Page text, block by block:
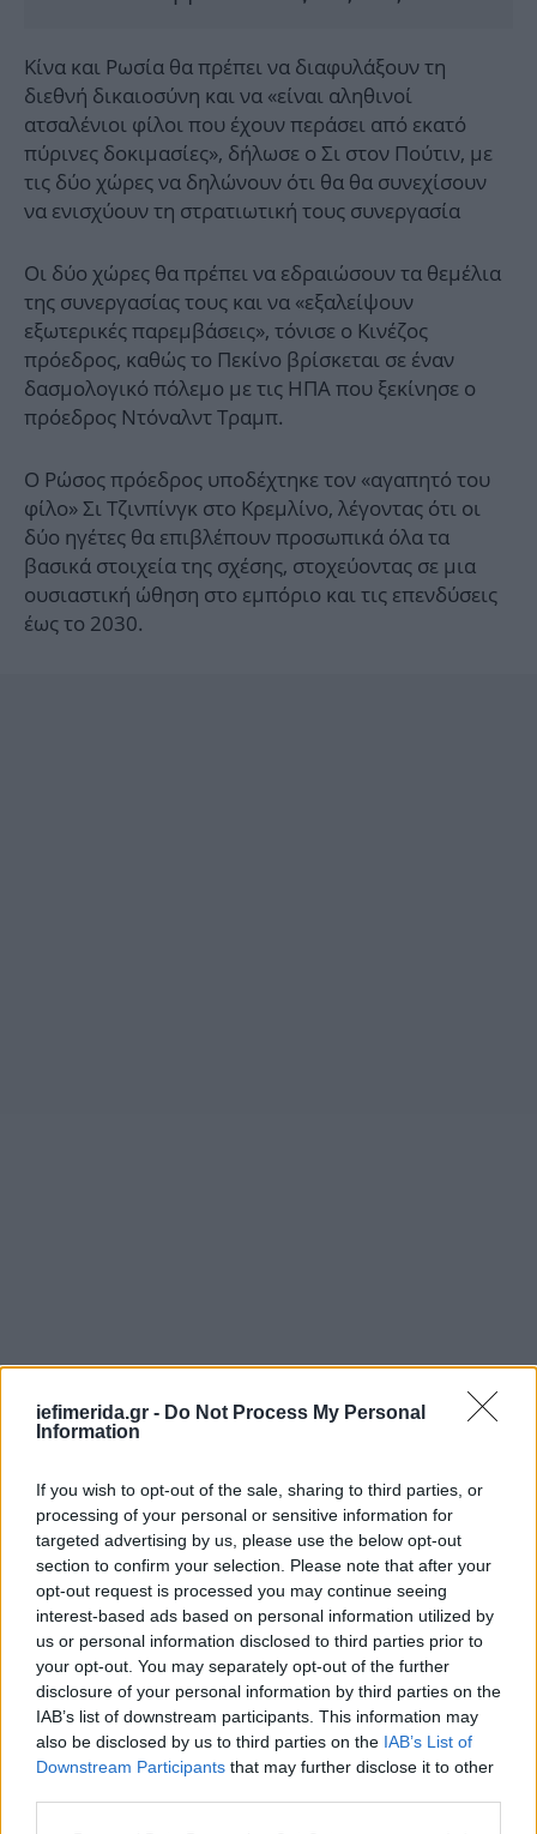
iefimerida.gr - Do Not Process My Personal
Information
If you wish to opt-out of the sale, sharing to third parties, or
processing of your personal or sensitive information for
targeted advertising by us, please use the below opt-out
section to confirm your selection. Please note that after your
opt-out request is processed you may continue seeing
interest-based ads based on personal information utilized by
us or personal information disclosed to third parties prior to
your opt-out. You may separately opt-out of the further
disclosure of your personal information by third parties on the
IAB’s list of downstream participants. This information may
also be disclosed by us to third parties on the IAB’s List of
Downstream Participants that may further disclose it to other
Κίνα και Ρωσία θα πρέπει να διαφυλάξουν τη
διεθνή δικαιοσύνη και να «είναι αληθινοί
ατσαλένιοι φίλοι που έχουν περάσει από εκατό
πύρινες δοκιμασίες», δήλωσε ο Σι στον Πούτιν, με
τις δύο χώρες να δηλώνουν ότι θα θα συνεχίσουν
να ενισχύουν τη στρατιωτική τους συνεργασία
Οι δύο χώρες θα πρέπει να εδραιώσουν τα θεμέλια
της συνεργασίας τους και να «εξαλείψουν
εξωτερικές παρεμβάσεις», τόνισε ο Κινέζος
πρόεδρος, καθώς το Πεκίνο βρίσκεται σε έναν
δασμολογικό πόλεμο με τις ΗΠΑ που ξεκίνησε ο
πρόεδρος Ντόναλντ Τραμπ.
Ο Ρώσος πρόεδρος υποδέχτηκε τον «αγαπητό του
φίλο» Σι Τζινπίνγκ στο Κρεμλίνο, λέγοντας ότι οι
δύο ηγέτες θα επιβλέπουν προσωπικά όλα τα
βασικά στοιχεία της σχέσης, στοχεύοντας σε μια
ουσιαστική ώθηση στο εμπόριο και τις επενδύσεις
έως το 2030.
Πούτιν: Η νίκη κατά του φασισμού έχει σημασία
Στις εναρκτήριες παρατηρήσεις του μετά τον
χαιρετισμό του Σι σε μια από τις πιο πολυτελείς
αίθουσες του Κρεμλίνου, ο Πούτιν τον ευχαρίστησε
που ήρθε στη Μόσχα για τον εορτασμό των 80
χρόνων από την «ιερή» νίκη κατά του Αδόλφου
Χίτλερ. «Η νίκη κατά του φασισμού, που
επιτεύχθηκε με κόστος τεράστιες θυσίες, έχει
σημασία ανεξάντλητη στον χρόνο», δήλωσε ο Ρώσος
πρόεδρος.